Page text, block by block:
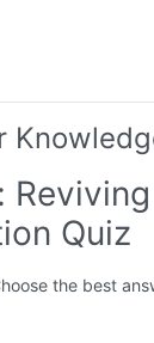
Reviving
Quiz
the best